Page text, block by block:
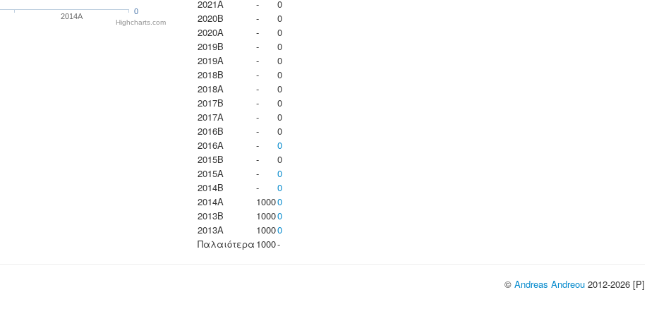
2014A
0
Highcharts.com
2021A
-
0
2020B
-
0
2020A
-
0
2019B
-
0
2019A
-
0
2018B
-
0
2018A
-
0
2017B
-
0
2017A
-
0
2016B
-
0
2016A
-
0
2015B
-
0
2015A
-
0
2014B
-
0
2014A
10000
2013B
10000
2013A
10000
Παλαιότερα 1000-
© Andreas Andreou 2012-2026 [P]